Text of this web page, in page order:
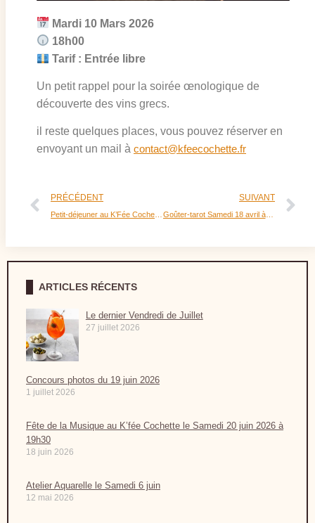
Mardi 10 Mars 2026
18h00
Tarif : Entrée libre
Un petit rappel pour la soirée œnologique de
découverte des vins grecs.
il reste quelques places, vous pouvez réserver en
envoyant un mail à contact@kfeecochette.fr
PRÉCÉDENT SUIVANT
Goûter-tarot Samedi 18 avril à 16h30
ARTICLES RÉCENTS
Le dernier Vendredi de Juillet
27 juillet 2026
Concours photos du 19 juin 2026
1 juillet 2026
Fête de la Musique au K’fée Cochette le Samedi 20 juin 2026 à
19h30
18 juin 2026
Atelier Aquarelle le Samedi 6 juin
12 mai 2026